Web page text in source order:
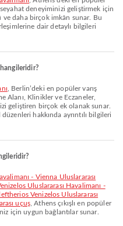
seyahat deneyiminizi geliştirmek için
ve daha birçok imkân sunar. Bu
dair detaylı bilgileri
, Berlin’deki en popüler varış
Alanı, Klinikler ve Eczaneler,
geliştiren birçok ek olanak sunar.
hakkında ayrıntılı bilgileri
Uluslararası Havalimanı -
Venizelos Uluslararası
uçuş , Athens çıkışlı en popüler
için uygun bağlantılar sunar.